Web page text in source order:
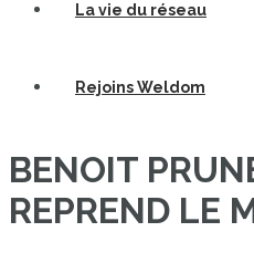
La vie du réseau
Rejoins Weldom
BENOIT
REPREND LE